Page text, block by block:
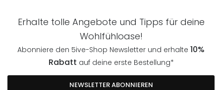
Erhalte tolle Angebote und Tipps für deine
Wohlfühloase!
Abonniere den 5ive-Shop Newsletter und erhalte 10%
Rabatt auf deine erste Bestellung*
NEWSLETTER ABONNIEREN